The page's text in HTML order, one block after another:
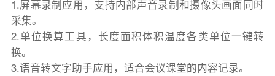
1.屏幕录制应用，支持内部声音录制和摄像头画面同时
采集。
2.单位换算工具，长度面积体积温度各类单位一键转
换。
3.语音转文字助手应用，适合会议课堂的内容记录。